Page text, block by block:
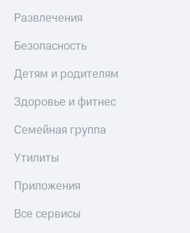
Развлечения
Безопасность
Детям и родителям
Здоровье и фитнес
Семейная группа
Утилиты
Приложения
Все сервисы